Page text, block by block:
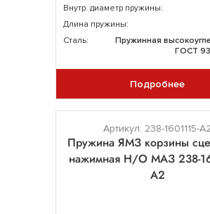
Внутр. диаметр пружины:
Длина пружины:
Сталь:
Пружинная
ГОСТ
Подробнее
Артикул: 238-1601115-А2
Пружина ЯМЗ корзины
нажимная Н/О МАЗ 238-
А2